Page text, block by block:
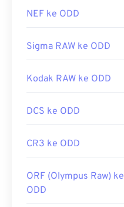
NEF ke ODD
Sigma RAW ke ODD
Kodak RAW ke ODD
DCS ke ODD
CR3 ke ODD
ORF (Olympus Raw) ke
ODD